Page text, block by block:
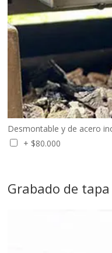
Desmontable y de acero
+ $80.000
Grabado de